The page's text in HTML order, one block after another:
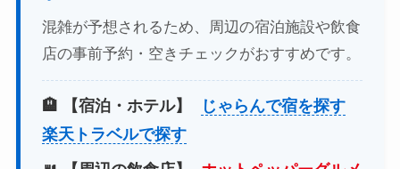
混雑が予想されるため、周辺の宿泊施設や飲食
店の事前予約・空きチェックがおすすめです。
🏨 【宿泊・ホテル】
じゃらんで宿を探す
楽天トラベルで探す